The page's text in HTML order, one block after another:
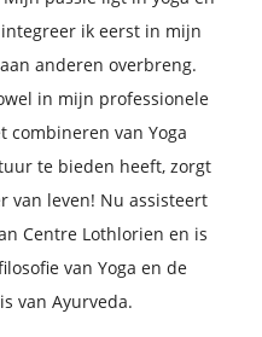
ik eerst in mijn
anderen overbreng.
in mijn professionele
combineren van Yoga
te bieden heeft, zorgt
van leven! Nu assisteert
Centre Lothlorien en is
van Yoga en de
van Ayurveda.